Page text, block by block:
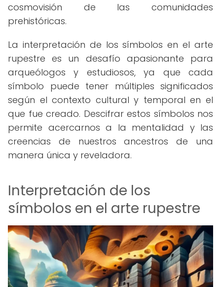
cosmovisión de las comunidades
prehistóricas.
La interpretación de los símbolos en el arte
rupestre es un desafío apasionante para
arqueólogos y estudiosos, ya que cada
símbolo puede tener múltiples significados
según el contexto cultural y temporal en el
que fue creado. Descifrar estos símbolos nos
permite acercarnos a la mentalidad y las
creencias de nuestros ancestros de una
manera única y reveladora.
Interpretación de los
símbolos en el arte rupestre